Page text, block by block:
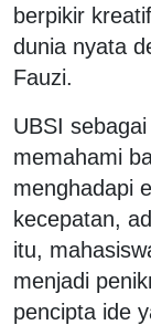
berpikir
dunia nyata
Fauzi.
UBSI sebagai
memahami
menghadapi
kecepatan,
itu,
menjadi
pencipta ide